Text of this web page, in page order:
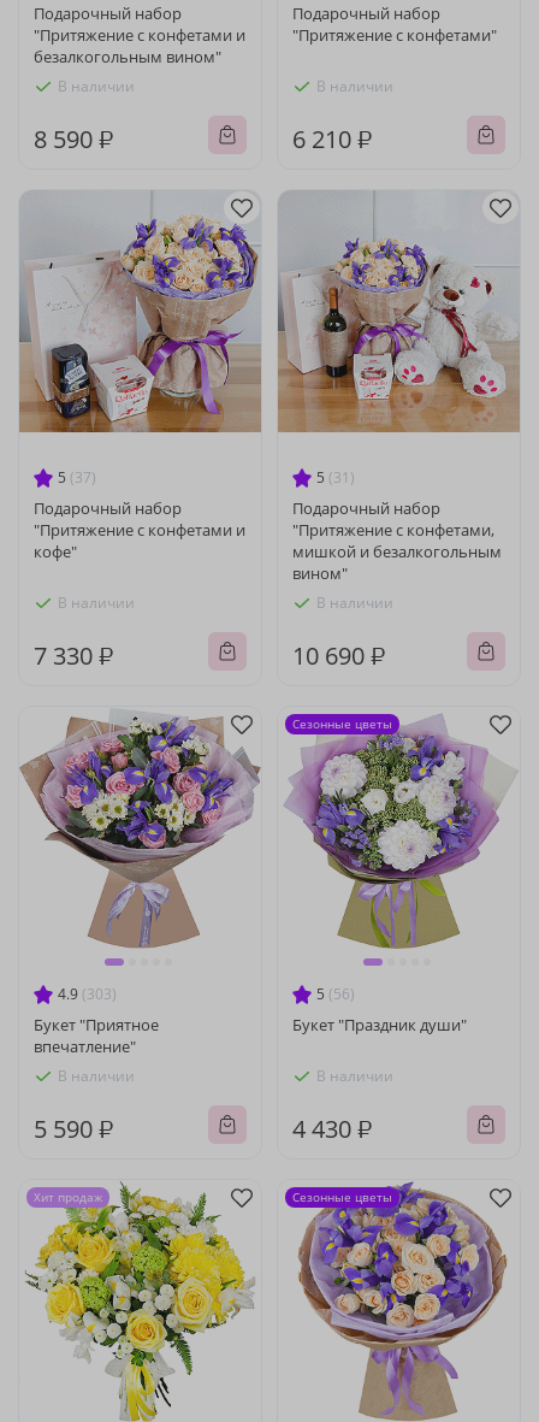
Подарочный набор
"Притяжение с конфетами и
безалкогольным вином"
В наличии
8 590 ₽
Подарочный набор
"Притяжение с конфетами"
В наличии
6 210 ₽
5 (37)
Подарочный набор
"Притяжение с конфетами и
кофе"
В наличии
7 330 ₽
5 (31)
Подарочный набор
"Притяжение с конфетами,
мишкой и безалкогольным
вином"
В наличии
10 690 ₽
4.9 (303)
Букет "Приятное
впечатление"
В наличии
5 590 ₽
5 (56)
Букет "Праздник души"
В наличии
4 430 ₽
Сезонные цветы
Хит продаж Сезонные цветы